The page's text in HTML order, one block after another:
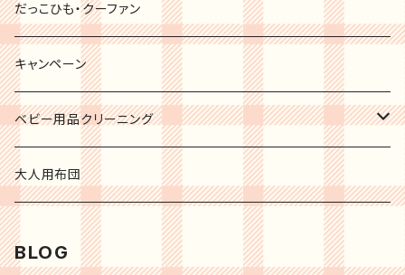
だっこひも・クーファン
キャンペーン
ベビー用品クリーニング
チャイルドシート
ジュニアシート
大人用布団
BLOG